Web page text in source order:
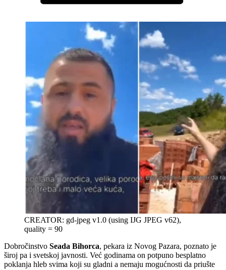
CREATOR: gd-jpeg v1.0 (using IJG JPEG v62),
quality = 90
Dobročinstvo Seada Bihorca, pekara iz Novog Pazara, poznato je
široj pa i svetskoj javnosti. Već godinama on potpuno besplatno
poklanja hleb svima koji su gladni a nemaju mogućnosti da priušte